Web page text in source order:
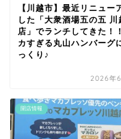
【川越市】最近リニュー
した「大衆酒場五の五 川
店」でランチしてきた！
カすぎる丸山ハンバーグ
っくり♪
2026年
開店情報